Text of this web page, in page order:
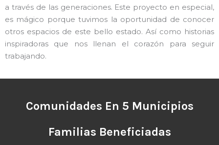
a través de las generaciones. Este proyecto en especial,
es mágico porque tuvimos la oportunidad de conocer
otros espacios de este bello estado. Así como historias
inspiradoras que nos llenan el corazón para seguir
trabajando.
Comunidades En 5 Municipios
Familias Beneficiadas